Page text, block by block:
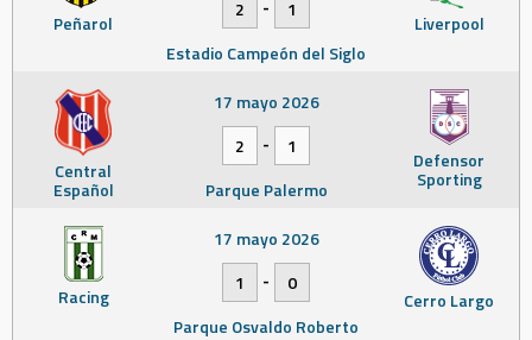
Peñarol Liverpool
2
1
Estadio Campeón del Siglo
Central
Español
Defensor
Sporting
17 mayo 2026
2
-
1
Parque Palermo
Racing Cerro Largo
17 mayo 2026
1
-
0
Parque Osvaldo Roberto